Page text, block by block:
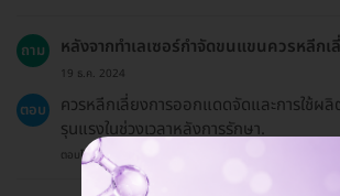
ถาม หลังจากทำเลเซอร์กำจัดขนแขนควรหลีกเลี่
19 ธ.ค. 2024
ตอบ
ควรหลีกเลี่ยงการออกแดดจัดและการใช้ผ
รุนแรงในช่วงเวลาหลังการรักษา.
ตอบโดยทีมงาน HD